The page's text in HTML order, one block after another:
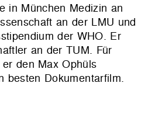
in München Medizin an
an der LMU und
der WHO. Er
an der TUM. Für
den Max Ophüls
besten Dokumentarfilm.